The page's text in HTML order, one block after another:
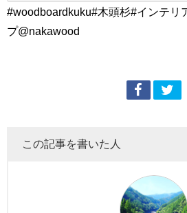
#woodboardkuku#木頭杉#インテリ
プ@nakawood
この記事を書いた人